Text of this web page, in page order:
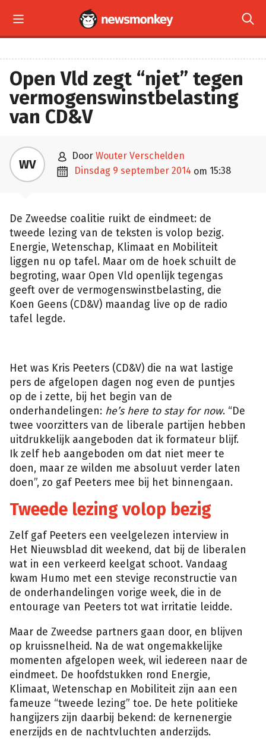
 
Open Vld zegt “njet” tegen
vermogenswinstbelasting
van CD&V
WV  door Wouter Verschelden
 dinsdag 9 september 2014 om 15:38
De Zweedse coalitie ruikt de eindmeet: de
tweede lezing van de teksten is volop bezig.
Energie, Wetenschap, Klimaat en Mobiliteit
liggen nu op tafel. Maar om de hoek schuilt de
begroting, waar Open Vld openlijk tegengas
geeft over de vermogenswinstbelasting, die
Koen Geens (CD&V) maandag live op de radio
tafel legde.
Het was Kris Peeters (CD&V) die na wat lastige
pers de afgelopen dagen nog even de puntjes
op de i zette, bij het begin van de
onderhandelingen: he’s here to stay for now. “De
twee voorzitters van de liberale partijen hebben
uitdrukkelijk aangeboden dat ik formateur blijf.
Ik zelf heb aangeboden om dat niet meer te
doen, maar ze wilden me absoluut verder laten
doen”, zo gaf Peeters mee bij het binnengaan.
Tweede lezing volop bezig
Zelf gaf Peeters een veelgelezen interview in
Het Nieuwsblad dit weekend, dat bij de liberalen
wat in een verkeerd keelgat schoot. Vandaag
kwam Humo met een stevige reconstructie van
de onderhandelingen vorige week, die in de
entourage van Peeters tot wat irritatie leidde.
Maar de Zweedse partners gaan door, en blijven
op kruissnelheid. Na de wat ongemakkelijke
momenten afgelopen week, wil iedereen naar de
eindmeet. De hoofdstukken rond Energie,
Klimaat, Wetenschap en Mobiliteit zijn aan een
fameuze “tweede lezing” toe. De hete politieke
hangijzers zijn daarbij bekend: de kernenergie
enerzijds en de nachtvluchten anderzijds.